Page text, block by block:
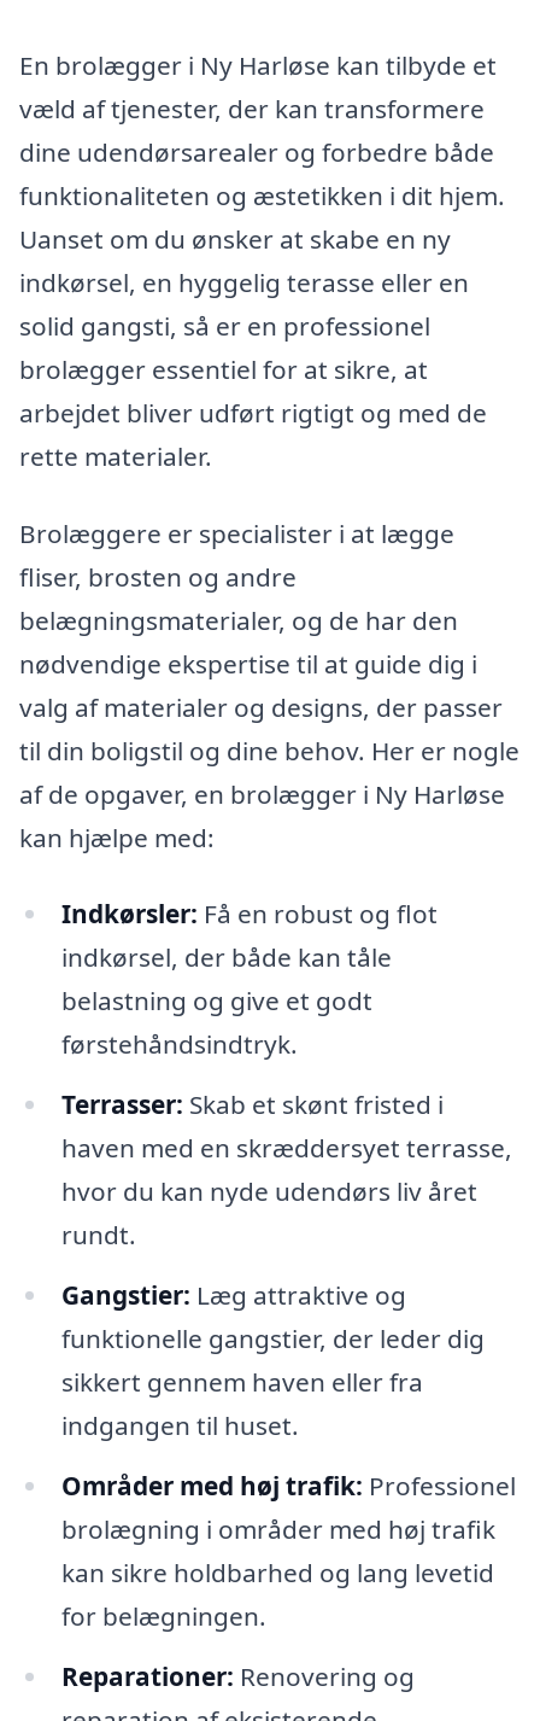
En brolægger i Ny Harløse kan tilbyde et
væld af tjenester, der kan transformere
dine udendørsarealer og forbedre både
funktionaliteten og æstetikken i dit hjem.
Uanset om du ønsker at skabe en ny
indkørsel, en hyggelig terasse eller en
solid gangsti, så er en professionel
brolægger essentiel for at sikre, at
arbejdet bliver udført rigtigt og med de
rette materialer.
Brolæggere er specialister i at lægge
fliser, brosten og andre
belægningsmaterialer, og de har den
nødvendige ekspertise til at guide dig i
valg af materialer og designs, der passer
til din boligstil og dine behov. Her er nogle
af de opgaver, en brolægger i Ny Harløse
kan hjælpe med:
Indkørsler: Få en robust og flot
indkørsel, der både kan tåle
belastning og give et godt
førstehåndsindtryk.
Terrasser: Skab et skønt fristed i
haven med en skræddersyet terrasse,
hvor du kan nyde udendørs liv året
rundt.
Gangstier: Læg attraktive og
funktionelle gangstier, der leder dig
sikkert gennem haven eller fra
indgangen til huset.
Områder med høj trafik: Professionel
brolægning i områder med høj trafik
kan sikre holdbarhed og lang levetid
for belægningen.
Reparationer: Renovering og